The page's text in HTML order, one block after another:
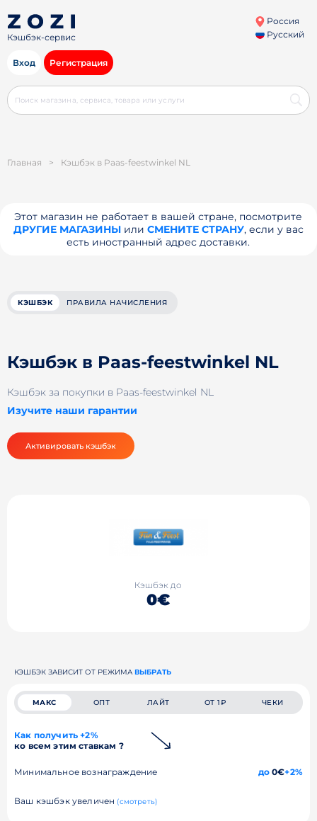
Кэшбэк-сервис
Россия
Русский
Вход Регистрация
Главная > Кэшбэк в Paas-feestwinkel NL
Этот магазин не работает в вашей стране, посмотрите
ДРУГИЕ МАГАЗИНЫили СМЕНИТЕ СТРАНУ, если у вас
есть иностранный адрес доставки.
КЭШБЭК ПРАВИЛА НАЧИСЛЕНИЯ
Кэшбэк в Paas-feestwinkel NL
Кэшбэк за покупки в Paas-feestwinkel NL
Изучите наши гарантии
Активировать кэшбэк
Кэшбэк до
0€
КЭШБЭК ЗАВИСИТ ОТ РЕЖИМА ВЫБРАТЬ
МАКС ОПТ ЛАЙТ ОТ 1₽ ЧЕКИ
Как получить +2%
ко всем этим ставкам ?
Минимальное вознаграждение до0€+2%
Ваш кэшбэк увеличен (смотреть)